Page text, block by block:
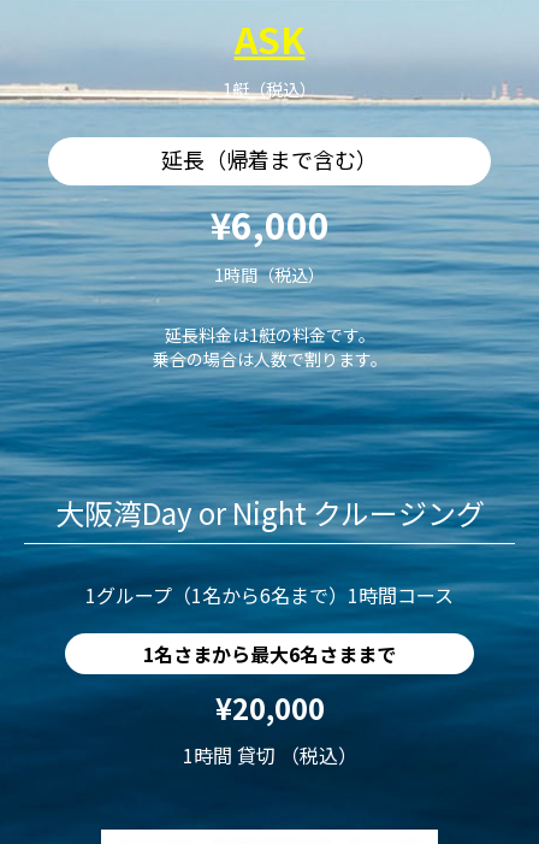
ASK
1艇（税込）
延長（帰着まで含む）
¥6,000
1時間（税込）
延長料金は1艇の料金です。
乗合の場合は人数で割ります。
大阪湾Day or Night クルージング
1グループ（1名から6名まで）1時間コース
1名さまから最大6名さままで
¥20,000
1時間 貸切 （税込）